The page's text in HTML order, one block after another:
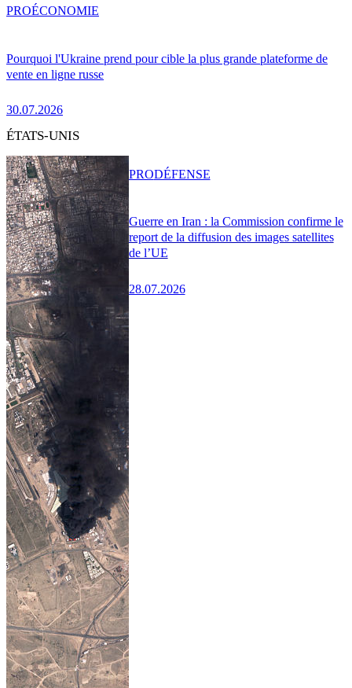
Pourquoi l'Ukraine prend pour cible la plus grande plateforme de
vente en ligne russe
30.07.2026
PROÉCONOMIE
ÉTATS-UNIS
Guerre en Iran : la Commission confirme le
report de la diffusion des images satellites
de l’UE
28.07.2026
PRODÉFENSE